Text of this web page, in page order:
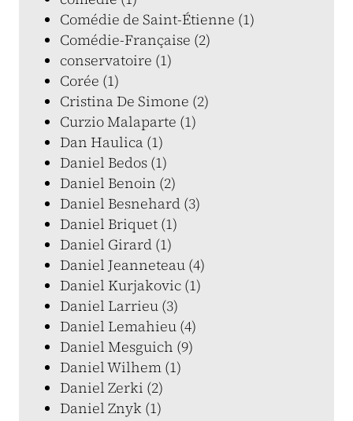
Comédie de Saint-Étienne (1)
Comédie-Française (2)
conservatoire (1)
Corée (1)
Cristina De Simone (2)
Curzio Malaparte (1)
Dan Haulica (1)
Daniel Bedos (1)
Daniel Benoin (2)
Daniel Besnehard (3)
Daniel Briquet (1)
Daniel Girard (1)
Daniel Jeanneteau (4)
Daniel Kurjakovic (1)
Daniel Larrieu (3)
Daniel Lemahieu (4)
Daniel Mesguich (9)
Daniel Wilhem (1)
Daniel Zerki (2)
Daniel Znyk (1)